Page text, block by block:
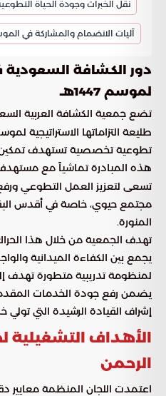
نقل الخبرات وجودة الحياة
آليات الانضمام والمشاركة في
دور الكشافة السعودية
لموسم 1447هـ
تضع جمعية الكشافة العربية
تطوعية تخصصية تستهدف تمكين
هذه المبادرة تماشياً مع
تسعى لتعزيز العمل التطوعي
مجتمع حيوي، خاصة في أقدس
المنورة.
تهدف الجمعية من خلال هذا
يجمع بين الكفاءة الميدانية
لمنظومة تدريبية متطورة تهدف
يضمن رفع جودة الخدمات
إشراف القيادة الرشيدة التي تولي
الأهداف
الرحمن
اعتمدت اللجان المنظمة معايير